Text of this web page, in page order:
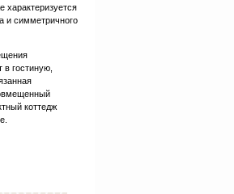
характеризуется
и симметричного
гостиную,
коттедж